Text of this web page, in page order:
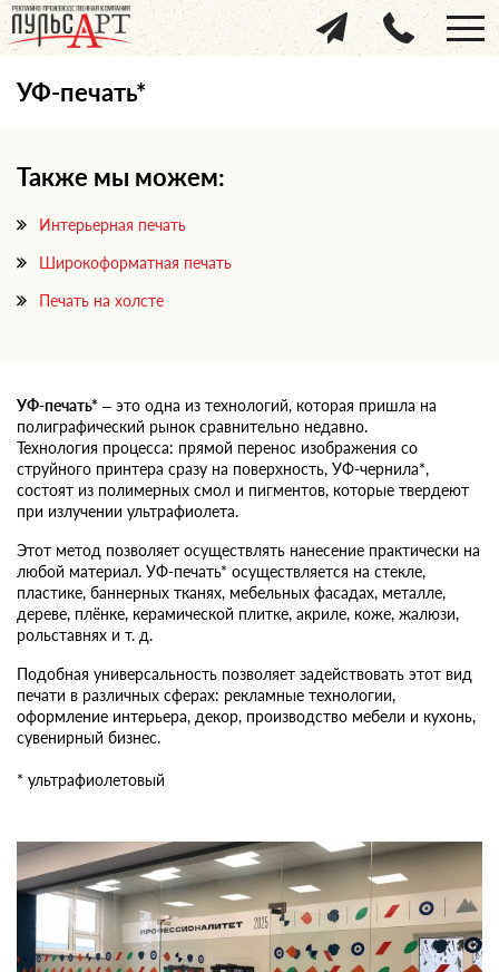
УФ-печать*
Также мы можем:
Интерьерная печать
Широкоформатная печать
Печать на холсте
УФ-печать* – это одна из технологий, которая пришла на
полиграфический рынок сравнительно недавно.
Технология процесса: прямой перенос изображения со
струйного принтера сразу на поверхность, УФ-чернила*,
состоят из полимерных смол и пигментов, которые твердеют
при излучении ультрафиолета.
Этот метод позволяет осуществлять нанесение практически на
любой материал. УФ-печать* осуществляется на стекле,
пластике, баннерных тканях, мебельных фасадах, металле,
дереве, плёнке, керамической плитке, акриле, коже, жалюзи,
рольставнях и т. д.
Подобная универсальность позволяет задействовать этот вид
печати в различных сферах: рекламные технологии,
оформление интерьера, декор, производство мебели и кухонь,
сувенирный бизнес.
* ультрафиолетовый